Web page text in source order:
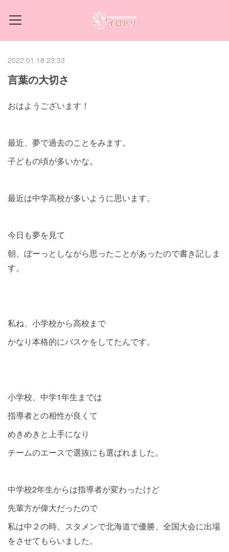
2022.01.18 23:33
言葉の大切さ
おはようございます！
最近、夢で過去のことをみます。
子どもの頃が多いかな。
最近は中学高校が多いように思います。
今日も夢を見て
朝、ぼーっとしながら思ったことがあったので書き記しま
す。
私ね、小学校から高校まで
かなり本格的にバスケをしてたんです。
小学校、中学1年生までは
指導者との相性が良くて
めきめきと上手になり
チームのエースで選抜にも選ばれました。
中学校2年生からは指導者が変わったけど
先輩方が偉大だったので
私は中２の時、スタメンで北海道で優勝、全国大会に出場
をさせてもらいました。